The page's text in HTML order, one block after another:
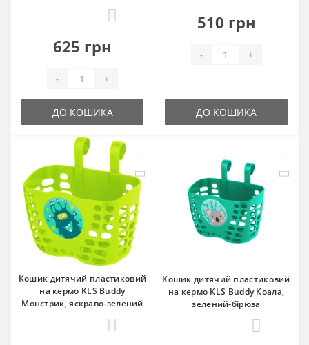
625 грн
- +
ДО КОШИКА
510 грн
- +
ДО КОШИКА
Кошик дитячий пластиковий
на кермо KLS Buddy
Монстрик, яскраво-зелений
Кошик дитячий пластиковий
на кермо KLS Buddy Коала,
зелений-бірюза